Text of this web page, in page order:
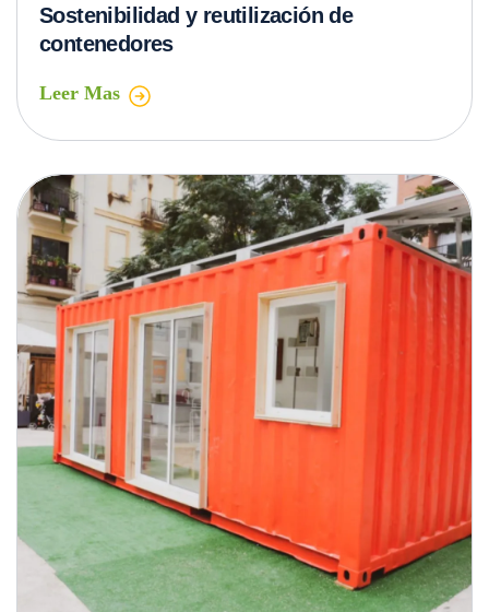
Sostenibilidad y reutilización de
contenedores
Leer Mas